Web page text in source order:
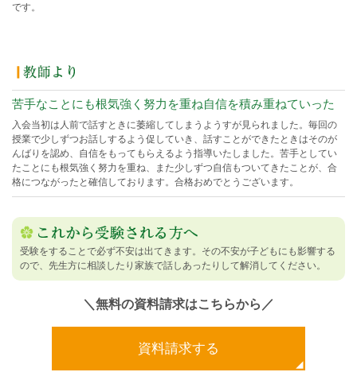
です。
苦手なことにも根気強く努力を重ね自信を積み重ねていった
入会当初は人前で話すときに萎縮してしまうようすが見られました。毎回の
授業で少しずつお話しするよう促していき、話すことができたときはそのが
んばりを認め、自信をもってもらえるよう指導いたしました。苦手としてい
たことにも根気強く努力を重ね、また少しずつ自信もついてきたことが、合
格につながったと確信しております。合格おめでとうございます。
受験をすることで必ず不安は出てきます。その不安が子どもにも影響する
ので、先生方に相談したり家族で話しあったりして解消してください。
＼無料の資料請求はこちらから／
資料請求する